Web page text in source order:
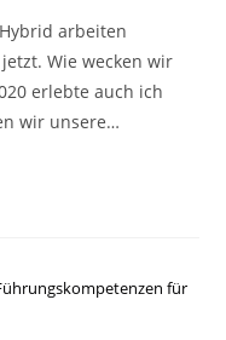
arbeiten
Wie wecken wir
erlebte auch ich
wir unsere…